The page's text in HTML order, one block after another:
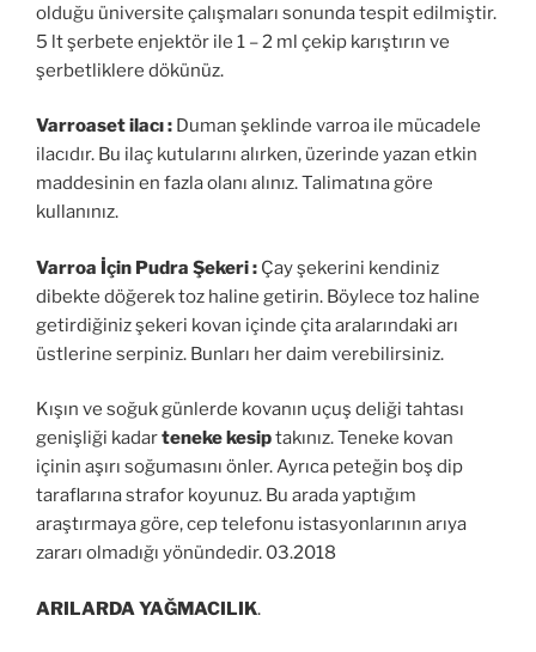
olduğu üniversite çalışmaları sonunda tespit edilmiştir.
5 lt şerbete enjektör ile 1 – 2 ml çekip karıştırın ve
şerbetliklere dökünüz.
Varroaset ilacı : Duman şeklinde varroa ile mücadele
ilacıdır. Bu ilaç kutularını alırken, üzerinde yazan etkin
maddesinin en fazla olanı alınız. Talimatına göre
kullanınız.
Varroa İçin Pudra Şekeri : Çay şekerini kendiniz
dibekte döğerek toz haline getirin. Böylece toz haline
getirdiğiniz şekeri kovan içinde çita aralarındaki arı
üstlerine serpiniz. Bunları her daim verebilirsiniz.
Kışın ve soğuk günlerde kovanın uçuş deliği tahtası
genişliği kadarteneke kesiptakınız. Teneke kovan
içinin aşırı soğumasını önler. Ayrıca peteğin boş dip
taraflarına strafor koyunuz. Bu arada yaptığım
araştırmaya göre, cep telefonu istasyonlarının arıya
zararı olmadığı yönündedir. 03.2018
ARILARDA YAĞMACILIK.